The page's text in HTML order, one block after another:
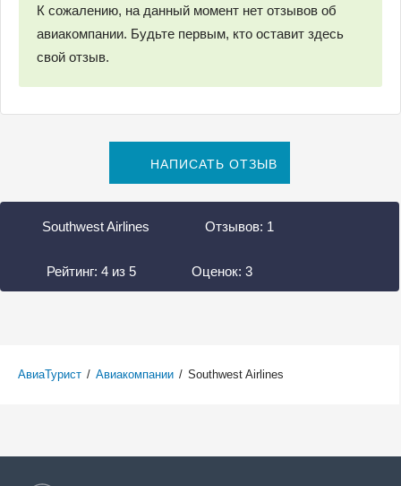
К сожалению, на данный момент нет отзывов об
авиакомпании. Будьте первым, кто оставит здесь
свой отзыв.
НАПИСАТЬ ОТЗЫВ
Southwest Airlines Отзывов: 1
Рейтинг: 4 из 5 Оценок: 3
АвиаТурист / Авиакомпании / Southwest Airlines